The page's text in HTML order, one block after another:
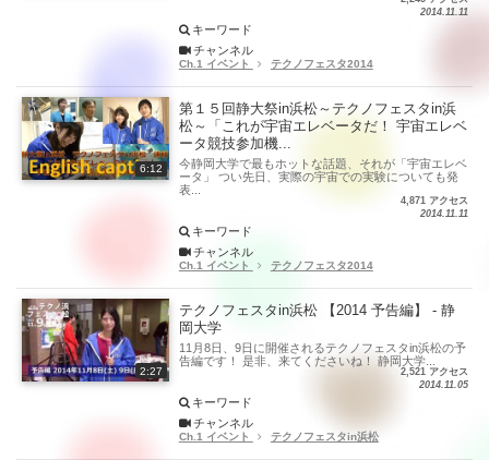
2014.11.11
キーワード
チャンネル
Ch.1 イベント テクノフェスタ2014
6:12
第１５回静大祭in浜松～テクノフェスタin浜
松～「これが宇宙エレベータだ！ 宇宙エレベ
ータ競技参加機...
今静岡大学で最もホットな話題、それが「宇宙エレベ
ータ」 つい先日、実際の宇宙での実験についても発
表...
4,871 アクセス
2014.11.11
キーワード
チャンネル
Ch.1 イベント テクノフェスタ2014
2:27
テクノフェスタin浜松 【2014 予告編】 - 静
岡大学
11月8日、9日に開催されるテクノフェスタin浜松の予
告編です！ 是非、来てくださいね！ 静岡大学...
2,521 アクセス
2014.11.05
キーワード
チャンネル
Ch.1 イベント テクノフェスタin浜松